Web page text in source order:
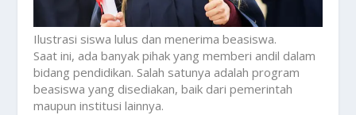
Ilustrasi siswa lulus dan menerima beasiswa.
Saat ini, ada banyak pihak yang memberi andil dalam
bidang pendidikan. Salah satunya adalah program
beasiswa yang disediakan, baik dari pemerintah
maupun institusi lainnya.